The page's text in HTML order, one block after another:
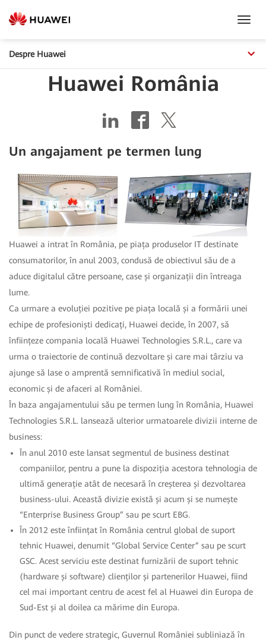
Despre Huawei
Huawei România
Un angajament pe termen lung
Huawei a intrat în România, pe piața produselor IT destinate
consumatorilor, în anul 2003, condusă de obiectivul său de a
aduce digitalul către persoane, case și organizații din întreaga
lume.
Ca urmare a evoluției pozitive pe piața locală și a formării unei
echipe de profesioniști dedicați, Huawei decide, în 2007, să
înființeze compania locală Huawei Technologies S.R.L., care va
urma o traiectorie de continuă dezvoltare și care mai târziu va
ajunge să lase o amprentă semnificativă în mediul social,
economic și de afaceri al României.
În baza angajamentului său pe termen lung în România, Huawei
Technologies S.R.L. lansează ulterior urmatoarele divizii interne de
business:
În anul 2010 este lansat segmentul de business destinat
companiilor, pentru a pune la dispoziția acestora tehnologia de
ultimă generație atât de necesară în creșterea și dezvoltarea
business-ului. Această divizie există și acum și se numește
“Enterprise Business Group” sau pe scurt EBG.
În 2012 este înființat în România centrul global de suport
tehnic Huawei, denumit “Global Service Center” sau pe scurt
GSC. Acest serviciu este destinat furnizării de suport tehnic
(hardware și software) clienților și partenerilor Huawei, fiind
cel mai important centru de acest fel al Huawei din Europa de
Sud-Est și al doilea ca mărime din Europa.
Din punct de vedere strategic, Guvernul României subliniază în